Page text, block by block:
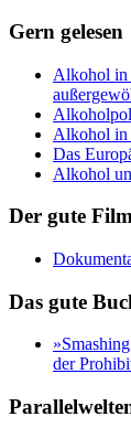
Gern gelesen
Alkohol in
Alkohol in
Das
Alkohol
Der gute
Das gute
der